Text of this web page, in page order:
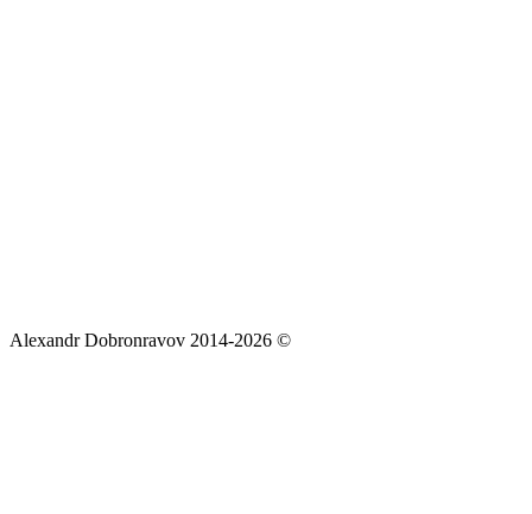
Alexandr Dobronravov 2014-2026 ©